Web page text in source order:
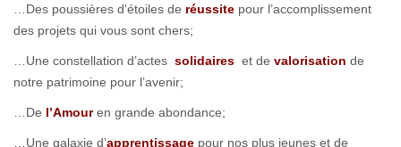
…Des poussières d'étoiles de réussite pour l’accomplissement
des projets qui vous sont chers;
…Une constellation d’actes solidaires et de valorisation de
notre patrimoine pour l’avenir;
…De l’Amouren grande abondance;
…Une galaxie d’apprentissage pour nos plus jeunes et de